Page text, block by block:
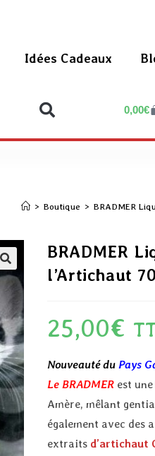
Idées Cadeaux
0,00€
> Boutique > BRADMER
BRADMER
l’Artichaut
25,00€
Nouveauté duPays
Le BRADMER est
Amère, mêlant
également avec des
extraits d’artichaut